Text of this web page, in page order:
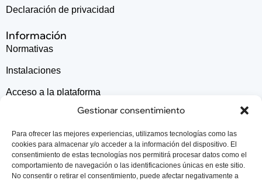
Gestionar consentimiento
Para ofrecer las mejores experiencias, utilizamos tecnologías como las
cookies para almacenar y/o acceder a la información del dispositivo. El
consentimiento de estas tecnologías nos permitirá procesar datos como el
comportamiento de navegación o las identificaciones únicas en este sitio.
No consentir o retirar el consentimiento, puede afectar negativamente a
Declaración de privacidad
Información
Normativas
Instalaciones
Acceso a la plataforma
Patrocinadores